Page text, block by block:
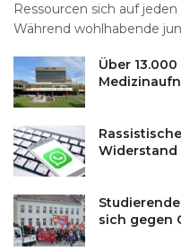
Ressourcen sich auf
Während wohlhabende
Über
Widerstand
sich gegen